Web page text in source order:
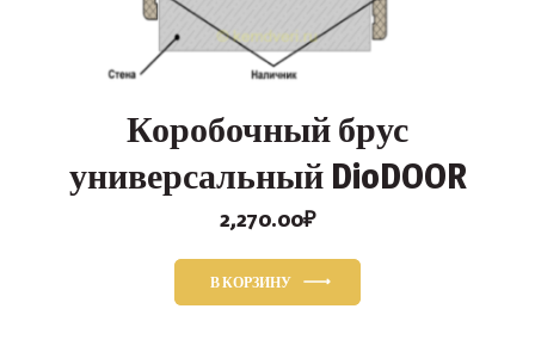
Коробочный брус
универсальный DioDOOR
2,270.00₽
В КОРЗИНУ